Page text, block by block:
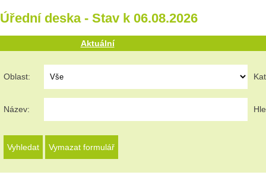
Úřední deska - Stav k 06.08.2026
Aktuální
Oblast:
Název: